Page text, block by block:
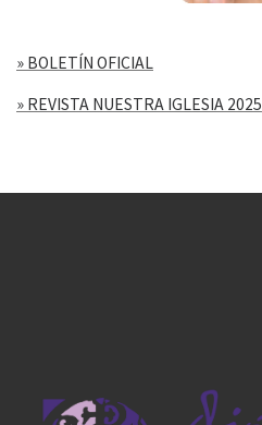
» BOLETÍN OFICIAL
» REVISTA NUESTRA IGLESIA 2025